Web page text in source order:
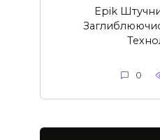
Epik
0